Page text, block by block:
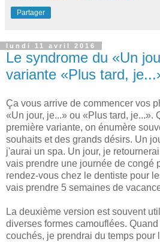
Partager
lundi 11 avril 2016
Le syndrome du «Un
variante «Plus tard,
Ça vous arrive de commencer vos
«Un jour, je...» ou «Plus tard, je...».
première variante, on énumère
souhaits et des grands désirs. Un
j'aurai un spa. Un jour, je
vais prendre une journée de congé
rendez-vous chez le dentiste pour
vais prendre 5 semaines de
La deuxième version est souvent
diverses formes camouflées.
couchés, je prendrai du temps pour